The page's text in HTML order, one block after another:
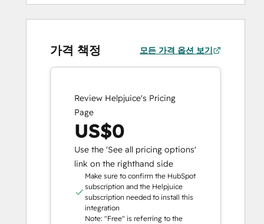
가격 책정 모든 가격 옵션 보기
Review Helpjuice's Pricing
Page
US$0
Use the 'See all pricing options'
link on the righthand side
Make sure to confirm the HubSpot
subscription and the Helpjuice
subscription needed to install this
integration
Note: "Free" is referring to the